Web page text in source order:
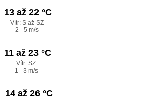
13 až 22 °C
Vítr: S až SZ
2 - 5 m/s
11 až 23 °C
Vítr: SZ
1 - 3 m/s
14 až 26 °C